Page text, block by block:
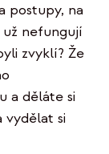
postupy, na
nefungují
zvyklí? Že
a děláte si
vydělat si